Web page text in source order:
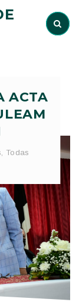
ACTA
Todas